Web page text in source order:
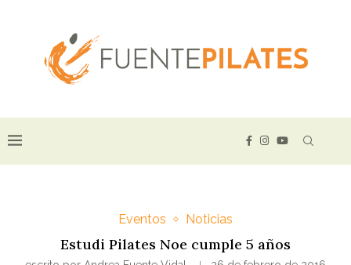
Eventos Noticias
Estudi Pilates Noe cumple 5 años